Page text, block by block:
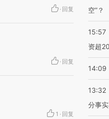
· 回复
· 回复
1 · 回复
空”？
15:57
资超
14:09
13:32
分事